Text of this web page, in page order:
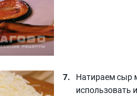
Натираем сыр
использовать